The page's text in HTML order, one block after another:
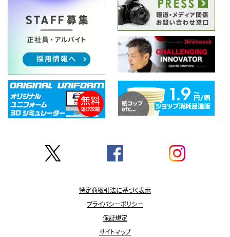
特定商取引法に基づく表示
プライバシーポリシー
保証規定
サイトマップ